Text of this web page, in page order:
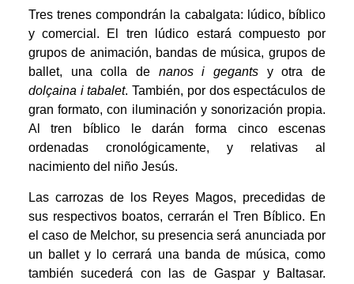
Tres trenes compondrán la cabalgata: lúdico, bíblico
y comercial. El tren lúdico estará compuesto por
grupos de animación, bandas de música, grupos de
ballet, una colla de nanos i gegants y otra de
dolçaina i tabalet. También, por dos espectáculos de
gran formato, con iluminación y sonorización propia.
Al tren bíblico le darán forma cinco escenas
ordenadas cronológicamente, y relativas al
nacimiento del niño Jesús.
Las carrozas de los Reyes Magos, precedidas de
sus respectivos boatos, cerrarán el Tren Bíblico. En
el caso de Melchor, su presencia será anunciada por
un ballet y lo cerrará una banda de música, como
también sucederá con las de Gaspar y Baltasar.